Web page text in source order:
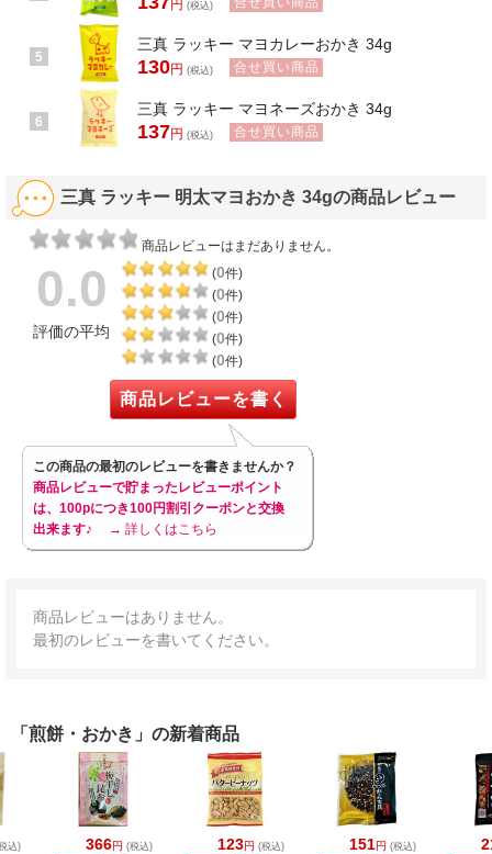
円 (税込)
5
三真 ラッキー マヨカレーおかき 34g
130円 (税込) 合せ買い商品
6
三真 ラッキー マヨネーズおかき 34g
137円 (税込) 合せ買い商品
三真 ラッキー 明太マヨおかき 34gの商品レビュー
商品レビューはまだありません。
0.0
評価の平均
(0件)
(0件)
(0件)
(0件)
(0件)
商品レビューを書く
この商品の最初のレビューを書きませんか？
商品レビューで貯まったレビューポイント
は、100pにつき100円割引クーポンと交換
出来ます♪
→ 詳しくはこちら
商品レビューはありません。
最初のレビューを書いてください。
「煎餅・おかき」の新着商品
366円 (税込) 123円 (税込) 151円 (税込)
込)